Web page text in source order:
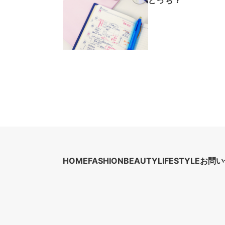
HOMEFASHIONBEAUTYLIFESTYLEお問